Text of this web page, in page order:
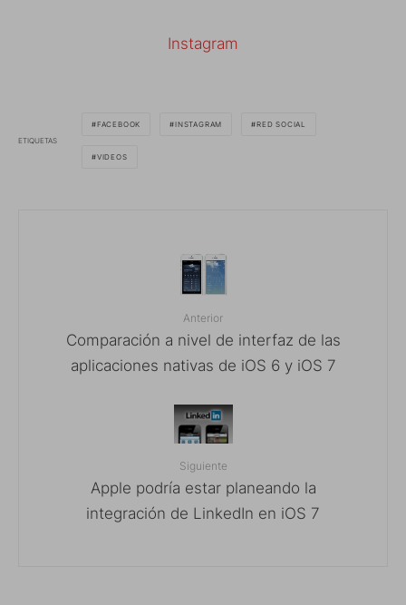
Instagram
ETIQUETAS
FACEBOOK INSTAGRAM RED SOCIAL
VIDEOS
Anterior
Comparación a nivel de interfaz de las
aplicaciones nativas de iOS 6 y iOS 7
Siguiente
Apple podría estar planeando la
integración de LinkedIn en iOS 7